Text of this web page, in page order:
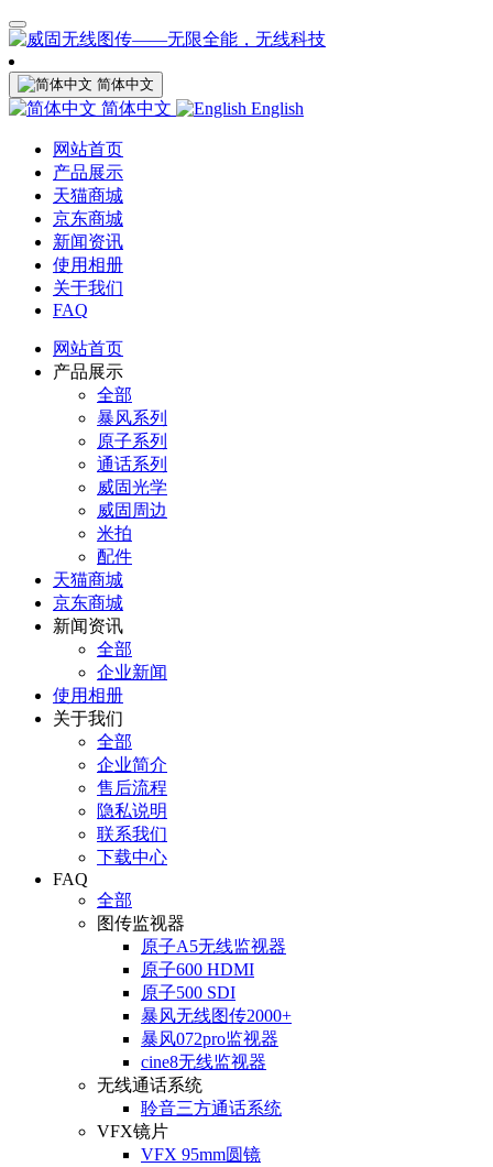
简体中文
简体中文 English
网站首页
产品展示
天猫商城
京东商城
新闻资讯
使用相册
关于我们
FAQ
网站首页
产品展示
全部
暴风系列
原子系列
通话系列
威固光学
威固周边
米拍
配件
天猫商城
京东商城
新闻资讯
全部
企业新闻
使用相册
关于我们
全部
企业简介
售后流程
隐私说明
联系我们
下载中心
FAQ
全部
图传监视器
原子A5无线监视器
原子600 HDMI
原子500 SDI
暴风无线图传2000+
暴风072pro监视器
cine8无线监视器
无线通话系统
聆音三方通话系统
VFX镜片
VFX 95mm圆镜